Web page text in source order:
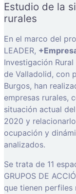
Estudio de la
rurales
En el marco del
LEADER,
Investigación
de Valladolid, con
Burgos, han
empresas rurales,
situación actual
2020 y
ocupación y
analizados.
Se trata de 11
GRUPOS DE
que tienen perfiles